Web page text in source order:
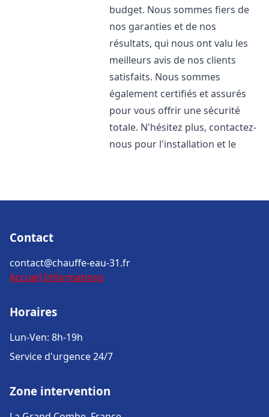
budget. Nous sommes fiers de
nos garanties et de nos
résultats, qui nous ont valu les
meilleurs avis de nos clients
satisfaits. Nous sommes
également certifiés et assurés
pour vous offrir une sécurité
totale. N'hésitez plus, contactez-
nous pour l'installation et le
Contact
contact@chauffe-eau-31.fr
Accueil Informations
Horaires
Lun-Ven: 8h-19h
Service d'urgence 24/7
Zone intervention